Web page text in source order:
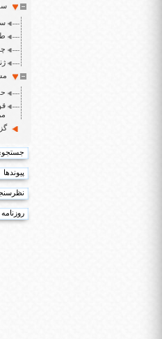
پیوندها
روزنامه